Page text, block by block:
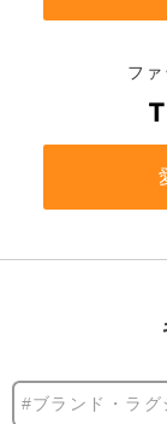
ファ
#ブランド・ラグ